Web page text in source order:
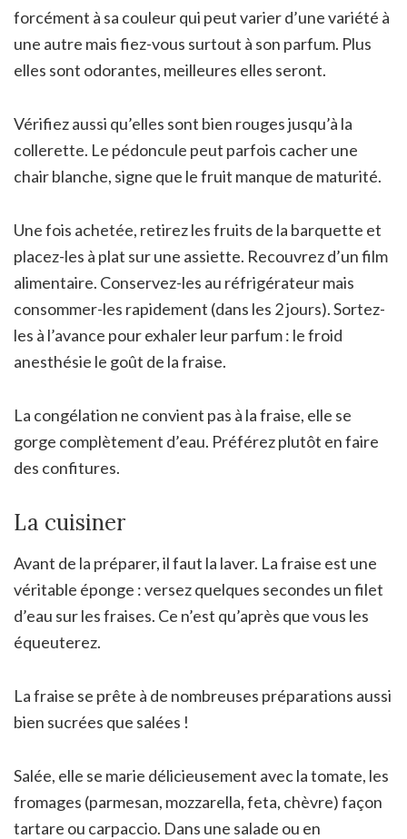
forcément à sa couleur qui peut varier d’une variété à
une autre mais fiez-vous surtout à son parfum. Plus
elles sont odorantes, meilleures elles seront.
Vérifiez aussi qu’elles sont bien rouges jusqu’à la
collerette. Le pédoncule peut parfois cacher une
chair blanche, signe que le fruit manque de maturité.
Une fois achetée, retirez les fruits de la barquette et
placez-les à plat sur une assiette. Recouvrez d’un film
alimentaire. Conservez-les au réfrigérateur mais
consommer-les rapidement (dans les 2 jours). Sortez-
les à l’avance pour exhaler leur parfum : le froid
anesthésie le goût de la fraise.
La congélation ne convient pas à la fraise, elle se
gorge complètement d’eau. Préférez plutôt en faire
des confitures.
La cuisiner
Avant de la préparer, il faut la laver. La fraise est une
véritable éponge : versez quelques secondes un filet
d’eau sur les fraises. Ce n’est qu’après que vous les
équeuterez.
La fraise se prête à de nombreuses préparations aussi
bien sucrées que salées !
Salée, elle se marie délicieusement avec la tomate, les
fromages (parmesan, mozzarella, feta, chèvre) façon
tartare ou carpaccio. Dans une salade ou en